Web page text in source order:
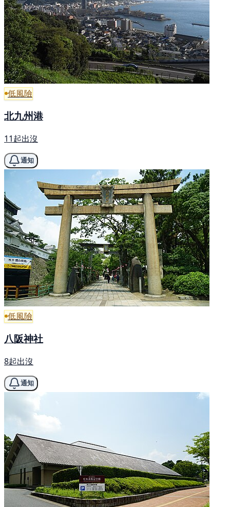
低風險
北九州港
11起出沒
通知
低風險
八阪神社
8起出沒
通知